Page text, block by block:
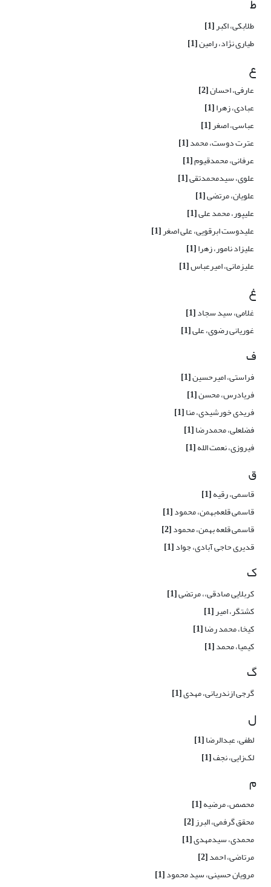
ط
طلابکی، اکبر[1]
طیاری نژاد، رامین[1]
ع
عارفی، احسان[2]
عبادی، زهرا[1]
عباسی، اصغر[1]
عترت دوست، محمد[1]
عرفانی، محمدقیوم[1]
علوی، سیدمحمدتقی[1]
علویان، مرتضی[1]
علیپور، محمد علی[1]
علیدوست ابرقویی، علی اصغر[1]
علیزاد نامور، زهرا[1]
علیزمانی، امیرعباس[1]
غ
غلامی، سید سجاد[1]
غوریانی رضوی، علی[1]
ف
فراستی، امیرحسین[1]
فریادرس، محسن[1]
فریدی خورشیدی، منا[1]
فضلعلی، محمدرضا[1]
فیروزی، نعمت الله[1]
ق
قاسمی، رقیه[1]
قاسمی قلعه‌بهمن، محمود[1]
قاسمی قلعه بهمن، محمود[2]
قدیری حاجی آبادی، جواد[1]
ک
کربلایی صادقی،، مرتضی[1]
کشتگر، امیر[1]
کیخا، محمد رضا[1]
کیمیا، محمد[1]
گ
گرجی ‌ازندریانی، مهدی[1]
ل
لطفی، عبدالرضا[1]
لک‌زایی، نجف[1]
م
محصص، مرضیه[1]
محقق گرفمی، البرز[2]
محمدی، سیدمهدی[1]
مرتاضی، احمد[2]
مرویان حسینی، سید محمود[1]